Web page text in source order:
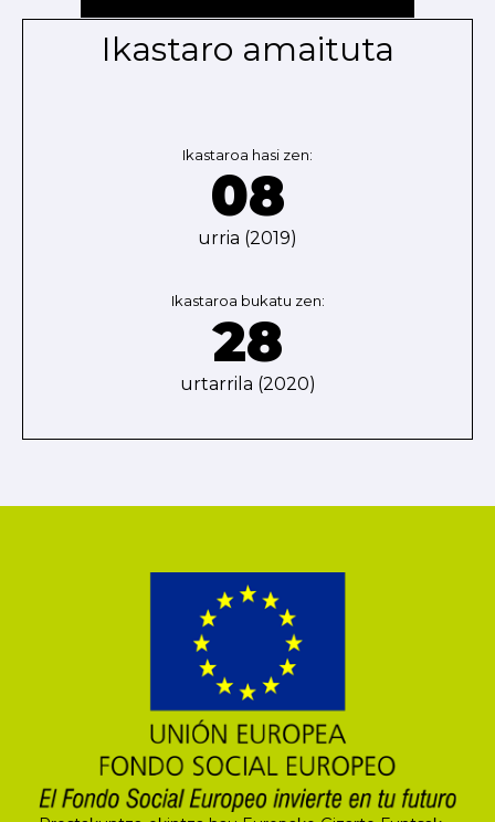
Ikastaro amaituta
Ikastaroa hasi zen:
08
urria (2019)
Ikastaroa bukatu zen:
28
urtarrila (2020)